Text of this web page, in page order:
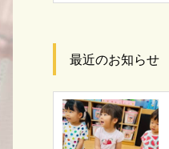
最近のお知らせ